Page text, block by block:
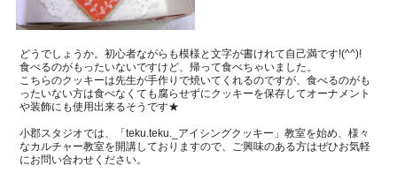
どうでしょうか。 初心者ながらも模様と文字が書けれて自己満です!(^^)!
食べるのがもったいないですけど、帰って食べちゃいました。
こちらのクッキーは先生が手作りで焼いてくれるのですが、 食べるのがも
ったいない方は食べなくても腐らせずにクッキーを保存してオーナメント
や装飾にも使用出来るそうです★
小郡スタジオでは、「teku.teku._ アイシングクッキー」教室を始め、 様々
なカルチャー教室を開講しておりますので、ご興味のある方はぜひお気軽
にお問い合わせください。